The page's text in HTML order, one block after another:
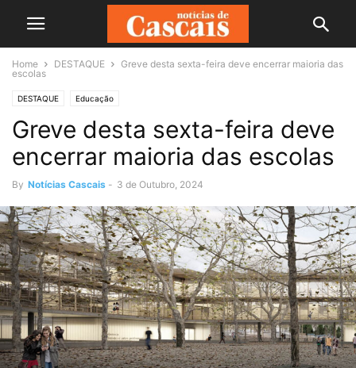
Home DESTAQUE
Greve desta sexta-feira deve encerrar maioria das
escolas
DESTAQUE Educação
Greve desta sexta-feira deve
encerrar maioria das escolas
By Notícias Cascais - 3 de Outubro, 2024